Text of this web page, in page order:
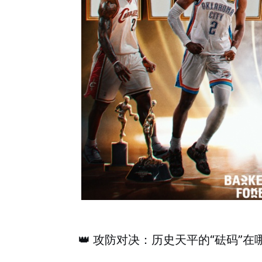
👑 攻防对决：历史天平的“砝码”在